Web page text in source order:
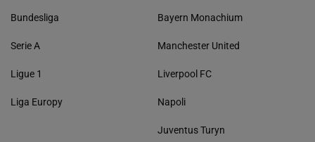
Bundesliga
Serie A
Ligue 1
Liga Europy
Bayern Monachium
Manchester United
Liverpool FC
Napoli
Juventus Turyn